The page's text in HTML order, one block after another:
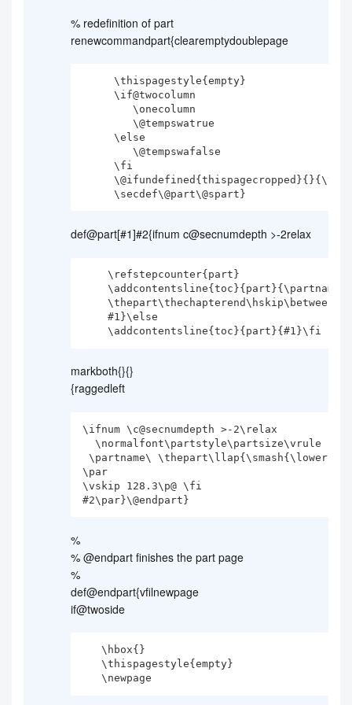
% redefinition of part
renewcommandpart{clearemptydoublepage
     \thispagestyle{empty}
     \if@twocolumn
        \onecolumn
        \@tempswatrue
     \else
        \@tempswafalse
     \fi
     \@ifundefined{thispagecropped}{}{\thispagecropped}
def@part[#1]#2{ifnum c@secnumdepth >-2relax
    \refstepcounter{part}
    \addcontentsline{toc}{part}{\partname\
    \thepart\thechapterend\hskip\betweenumberspace
    #1}\else
    \addcontentsline{toc}{part}{#1}\fi
markboth{}{}
{raggedleft
\ifnum \c@secnumdepth >-2\relax
  \normalfont\partstyle\partsize\vrule height 34pt width 0pt depth 0pt%
\partname\ \thepart\llap{\smash{\lower 5pt\hbox to\textwidth{\hrulefill}}}
\par
\vskip 128.3\p@ \fi
#2\par}\@endpart}
%
% @endpart finishes the part page
%
def@endpart{vfilnewpage
if@twoside
   \hbox{}
   \thispagestyle{empty}
   \newpage